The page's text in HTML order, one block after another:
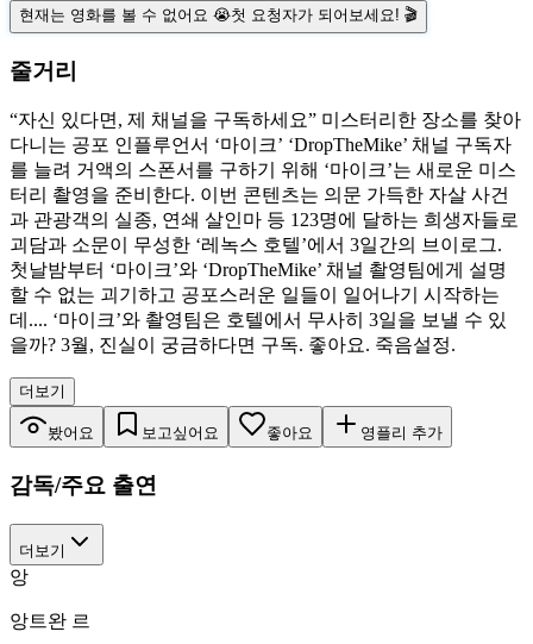
현재는 영화를 볼 수 없어요 😭첫 요청자가 되어보세요! 🎬
줄거리
“자신 있다면, 제 채널을 구독하세요” 미스터리한 장소를 찾아
다니는 공포 인플루언서 ‘마이크’ ‘DropTheMike’ 채널 구독자
를 늘려 거액의 스폰서를 구하기 위해 ‘마이크’는 새로운 미스
터리 촬영을 준비한다. 이번 콘텐츠는 의문 가득한 자살 사건
과 관광객의 실종, 연쇄 살인마 등 123명에 달하는 희생자들로
괴담과 소문이 무성한 ‘레녹스 호텔’에서 3일간의 브이로그.
첫날밤부터 ‘마이크’와 ‘DropTheMike’ 채널 촬영팀에게 설명
할 수 없는 괴기하고 공포스러운 일들이 일어나기 시작하는
데.... ‘마이크’와 촬영팀은 호텔에서 무사히 3일을 보낼 수 있
을까? 3월, 진실이 궁금하다면 구독. 좋아요. 죽음설정.
더보기
봤어요 보고싶어요 좋아요 영플리 추가
감독/주요 출연
더보기
앙
앙트완 르